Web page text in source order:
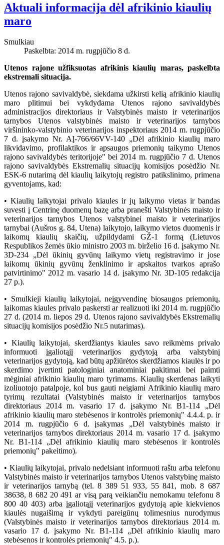
Aktuali informacija dėl afrikinio kiaulių
maro
Smulkiau
Paskelbta: 2014 m. rugpjūčio 8 d.
Utenos rajone užfiksuotas afrikinis kiaulių maras, paskelbta
ekstremali situacija.
Utenos rajono savivaldybė, siekdama užkirsti kelią afrikinio kiaulių
maro plitimui bei vykdydama Utenos rajono savivaldybės
administracijos direktoriaus ir Valstybinės maisto ir veterinarijos
tarnybos Utenos valstybinės maisto ir veterinarijos tarnybos
viršininko-valstybinio veterinarijos inspektoriaus 2014 m. rugpjūčio
7 d. įsakymo Nr. AĮ-766/66VV-140 „Dėl afrikinio kiaulių maro
likvidavimo, profilaktikos ir apsaugos priemonių taikymo Utenos
rajono savivaldybės teritorijoje" bei 2014 m. rugpjūčio 7 d. Utenos
rajono savivaldybės Ekstremalių situacijų komisijos posėdžio Nr.
ESK-6 nutarimą dėl kiaulių laikytojų registro patikslinimo, primena
gyventojams, kad:
• Kiaulių laikytojai privalo kiaules ir jų laikymo vietas ir bandas
suvesti į Centrinę duomenų bazę arba pranešti Valstybinės maisto ir
veterinarijos tarnybos Utenos valstybinei maisto ir veterinarijos
tarnybai (Aušros g. 84, Utena) laikytojo, laikymo vietos duomenis ir
laikomų kiaulių skaičių, užpildydami GŽ-1 formą (Lietuvos
Respublikos žemės ūkio ministro 2003 m. birželio 16 d. įsakymo Nr.
3D-234 „Dėl ūkinių gyvūnų laikymo vietų registravimo ir jose
laikomų ūkinių gyvūnų ženklinimo ir apskaitos tvarkos aprašo
patvirtinimo" 2012 m. vasario 14 d. įsakymo Nr. 3D-105 redakcija
27 p.).
• Smulkieji kiaulių laikytojai, neįgyvendinę biosaugos priemonių,
laikomas kiaules privalo paskersti ar realizuoti iki 2014 m. rugpjūčio
27 d. (2014 m. liepos 29 d. Utenos rajono savivaldybės Ekstremalių
situacijų komisijos posėdžio Nr.5 nutarimas).
• Kiaulių laikytojai, skerdžiantys kiaules savo reikmėms privalo
informuoti įgaliotąjį veterinarijos gydytoją arba valstybinį
veterinarijos gydytoją, kad būtų apžiūrėtos skerdžiamos kiaulės ir po
skerdimo įvertinti patologiniai anatominiai pakitimai bei paimti
mėginiai afrikinio kiaulių maro tyrimams. Kiaulių skerdenas laikyti
izoliuotojo patalpoje, kol bus gauti neigiami Afrikinio kiaulių maro
tyrimų rezultatai (Valstybinės maisto ir veterinarijos tarnybos
direktoriaus 2014 m. vasario 17 d. įsakymo Nr. B1-114 „Dėl
afrikinio kiaulių maro stebėsenos ir kontrolės priemonių" 4.4.4. p. ir
2014 m. rugpjūčio 6 d. įsakymas „Dėl valstybinės maisto ir
veterinarijos tarnybos direktoriaus 2014 m. vasario 17 d. įsakymo
Nr. B1-114 „Dėl afrikinio kiaulių maro stebėsenos ir kontrolės
priemonių" pakeitimo).
• Kiaulių laikytojai, privalo nedelsiant informuoti raštu arba telefonu
Valstybinės maisto ir veterinarijos tarnybos Utenos valstybinę maisto
ir veterinarijos tarnybą (tel. 8 389 51 933, 55 841, mob. 8 687
38638, 8 682 20 491 ar visą parą veikiančiu nemokamu telefonu 8
800 40 403) arba įgaliotąjį veterinarijos gydytoją apie kiekvienos
kiaulės nugaišimą ir vykdyti pareigūnų tolimesnius nurodymus
(Valstybinės maisto ir veterinarijos tarnybos direktoriaus 2014 m.
vasario 17 d. įsakymo Nr. B1-114 „Dėl afrikinio kiaulių maro
stebėsenos ir kontrolės priemonių" 4.5. p.).